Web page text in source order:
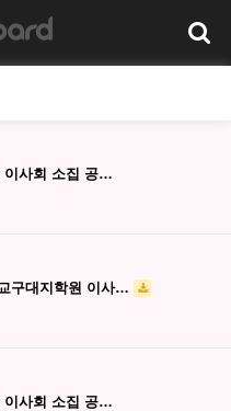
이사회 소집 공…
구대지학원 이사…
이사회 소집 공…